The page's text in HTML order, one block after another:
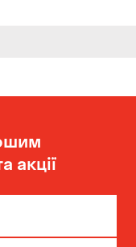
акції